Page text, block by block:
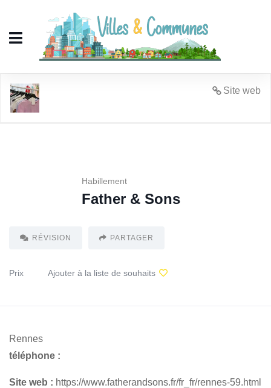
Site web
Habillement
Father & Sons
RÉVISION PARTAGER
Prix Ajouter à la liste de souhaits
Rennes
téléphone :
Site web : https://www.fatherandsons.fr/fr_fr/rennes-59.html